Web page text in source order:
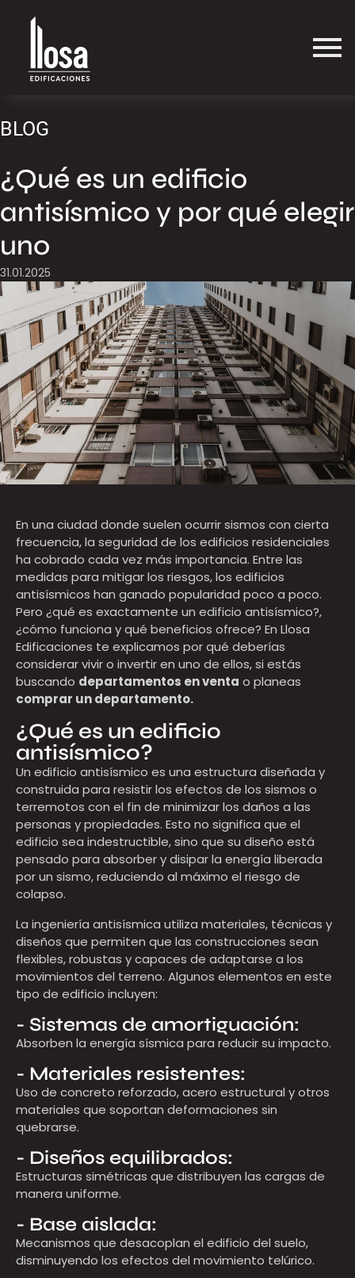
BLOG
¿Qué es un edificio
antisísmico y por qué elegir
uno
31.01.2025
En una ciudad donde suelen ocurrir sismos con cierta
frecuencia, la seguridad de los edificios residenciales
ha cobrado cada vez más importancia. Entre las
medidas para mitigar los riesgos, los edificios
antisísmicos han ganado popularidad poco a poco.
Pero ¿qué es exactamente un edificio antisísmico?,
¿cómo funciona y qué beneficios ofrece? En Llosa
Edificaciones te explicamos por qué deberías
considerar vivir o invertir en uno de ellos,si estás
buscando departamentos en venta o planeas
comprar un departamento.
¿Qué es un edificio
antisísmico?
Un edificio antisísmico es una estructura diseñada y
construida para resistir los efectos de los sismos o
terremotos con el fin de minimizar los daños a las
personas y propiedades. Esto no significa que el
edificio sea indestructible, sino que su diseño está
pensado para absorber y disipar la energía liberada
por un sismo, reduciendo al máximo el riesgo de
colapso.
La ingeniería antisísmica utiliza materiales, técnicas y
diseños que permiten que las construcciones sean
flexibles, robustas y capaces de adaptarse a los
movimientos del terreno. Algunos elementos en este
tipo de edificio incluyen:
- Sistemas de amortiguación:
Absorben la energía sísmica para reducir su impacto.
- Materiales resistentes:
Uso de concreto reforzado, acero estructural y otros
materiales que soportan deformaciones sin
quebrarse.
- Diseños equilibrados:
Estructuras simétricas que distribuyen las cargas de
manera uniforme.
- Base aislada:
Mecanismos que desacoplan el edificio del suelo,
disminuyendo los efectos del movimiento telúrico.